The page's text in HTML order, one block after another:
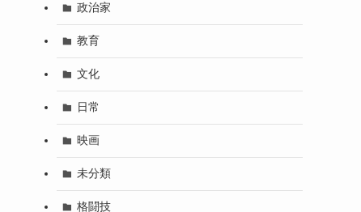
政治家
教育
文化
日常
映画
未分類
格闘技